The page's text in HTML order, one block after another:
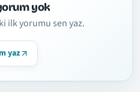
yok
ilk yorumu sen yaz.
yaz